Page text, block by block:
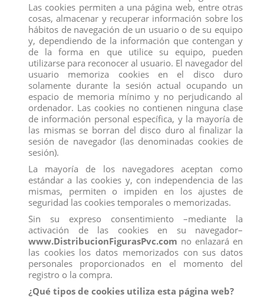
Las cookies permiten a una página web, entre otras
cosas, almacenar y recuperar información sobre los
hábitos de navegación de un usuario o de su equipo
y, dependiendo de la información que contengan y
de la forma en que utilice su equipo, pueden
utilizarse para reconocer al usuario. El navegador del
usuario memoriza cookies en el disco duro
solamente durante la sesión actual ocupando un
espacio de memoria mínimo y no perjudicando al
ordenador. Las cookies no contienen ninguna clase
de información personal específica, y la mayoría de
las mismas se borran del disco duro al finalizar la
sesión de navegador (las denominadas cookies de
sesión).
La mayoría de los navegadores aceptan como
estándar a las cookies y, con independencia de las
mismas, permiten o impiden en los ajustes de
seguridad las cookies temporales o memorizadas.
Sin su expreso consentimiento –mediante la
activación de las cookies en su navegador–
www.DistribucionFigurasPvc.com no enlazará en
las cookies los datos memorizados con sus datos
personales proporcionados en el momento del
registro o la compra.
¿Qué tipos de cookies utiliza esta página web?